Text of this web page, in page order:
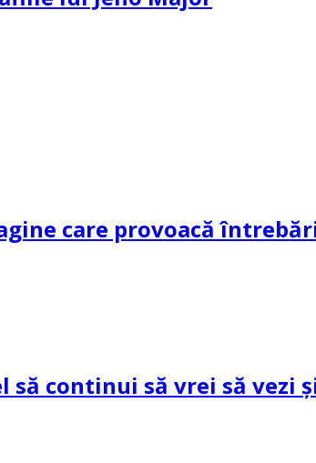
care provoacă
continui să vrei să vezi